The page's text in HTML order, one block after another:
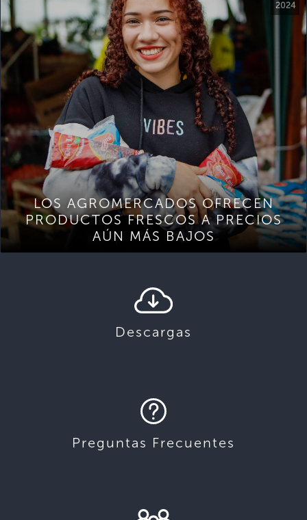
2024
LOS AGROMERCADOS OFRECEN
PRODUCTOS FRESCOS A PRECIOS
AÚN MÁS BAJOS
Descargas
Preguntas Frecuentes